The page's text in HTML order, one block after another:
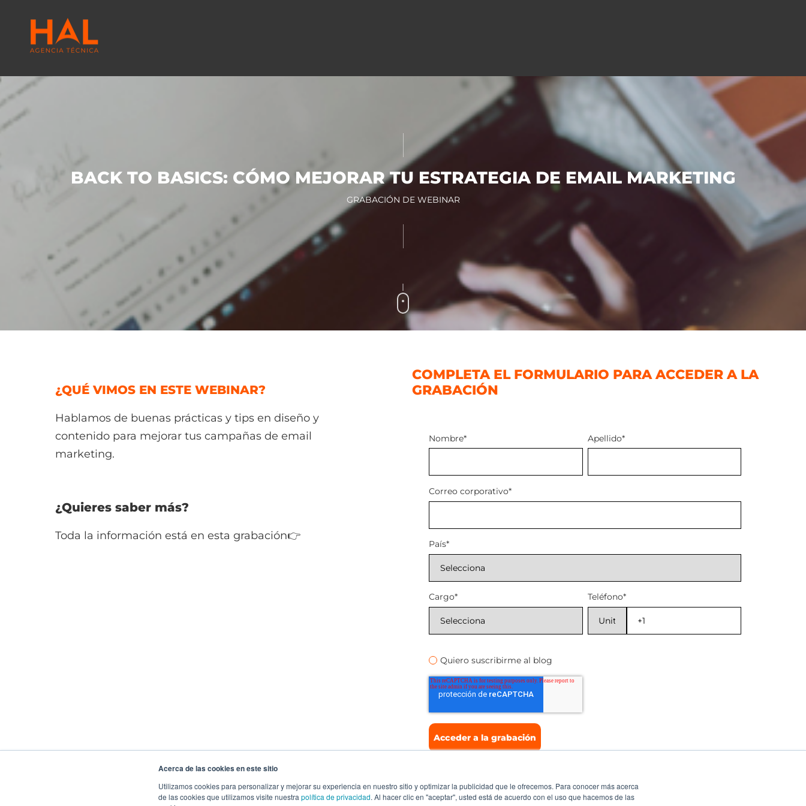
Acerca de las cookies en este sitio
Utilizamos cookies para personalizar y mejorar su experiencia en nuestro sitio y optimizar la publicidad que le ofrecemos. Para conocer más acerca
de las cookies que utilizamos visite nuestra política de privacidad. Al hacer clic en "aceptar", usted está de acuerdo con el uso que hacemos de las
BACK TO BASICS: CÓMO MEJORAR TU ESTRATEGIA DE EMAIL MARKETING
GRABACIÓN DE WEBINAR
¿QUÉ VIMOS EN ESTE WEBINAR?
Hablamos de buenas prácticas y tips en diseño y
contenido para mejorar tus campañas de email
marketing.
¿Quieres saber más?
Toda la información está en esta grabación👉
COMPLETA EL FORMULARIO PARA ACCEDER A LA
GRABACIÓN
Nombre* Apellido*
Correo corporativo*
País*
Cargo* Teléfono*
Quiero suscribirme al blog